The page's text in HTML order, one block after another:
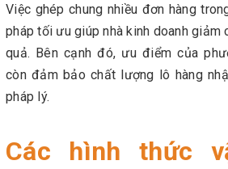
Việc ghép chung nhiều đơn hàng
pháp tối ưu giúp nhà kinh doanh giảm
quả. Bên cạnh đó, ưu điểm của
còn đảm bảo chất lượng lô hàng
pháp lý.
Các hình thức